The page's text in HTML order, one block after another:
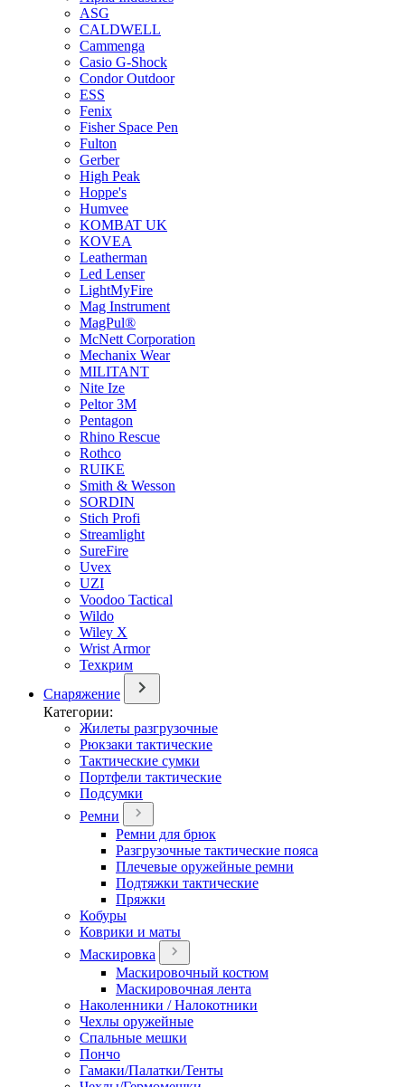
ASG
CALDWELL
Cammenga
Casio G-Shock
Condor Outdoor
ESS
Fenix
Fisher Space Pen
Fulton
Gerber
High Peak
Hoppe's
Humvee
KOMBAT UK
KOVEA
Leatherman
Led Lenser
LightMyFire
Mag Instrument
MagPul®
McNett Corporation
Mechanix Wear
MILITANT
Nite Ize
Peltor 3M
Pentagon
Rhino Rescue
Rothco
RUIKE
Smith & Wesson
SORDIN
Stich Profi
Streamlight
SureFire
Uvex
UZI
Voodoo Tactical
Wildo
Wiley X
Wrist Armor
Техкрим
Снаряжение
Категории:
Жилеты разгрузочные
Рюкзаки тактические
Тактические сумки
Портфели тактические
Подсумки
Ремни
Ремни для брюк
Разгрузочные тактические пояса
Плечевые оружейные ремни
Подтяжки тактические
Пряжки
Кобуры
Коврики и маты
Маскировка
Маскировочный костюм
Маскировочная лента
Наколенники / Налокотники
Чехлы оружейные
Спальные мешки
Пончо
Гамаки/Палатки/Тенты